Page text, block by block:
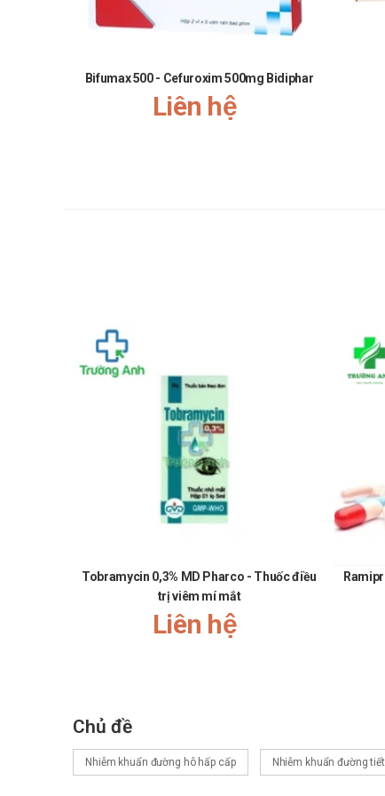
24 tháng kể từ ngày sản xuất.
Hộp 02 vỉ x 07 viên.
Nhà sản xuất
Giá MIDANTIN 500/62,5 (Viên nén)
MIDANTIN 500/62,5 (Viên nén)​​ hiện đang
Mua MIDANTIN 500/62,5 (Viên
Các bạn có thể dễ dàng mua
Mua hàng trực tiếp tại cửa hàng với khách lẻ
Mua hàng trên website:
https://
Mua hàng qua số điện thoại hotline:
Call/
Bifumax 500 - Cefuroxim 500mg Bidiphar
Liên hệ
Tobramycin 0,3% MD Pharco - Thuốc điều
trị viêm mí mắt
Liên hệ
Chủ đề
Nhiễm khuẩn đường hô hấp cấp Nhiễm khuẩn đường